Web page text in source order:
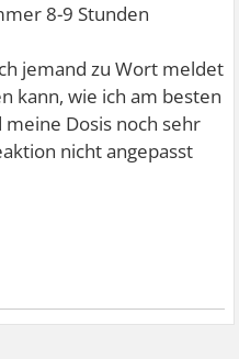
8-9 Stunden
jemand zu Wort meldet
kann, wie ich am besten
Dosis noch sehr
nicht angepasst